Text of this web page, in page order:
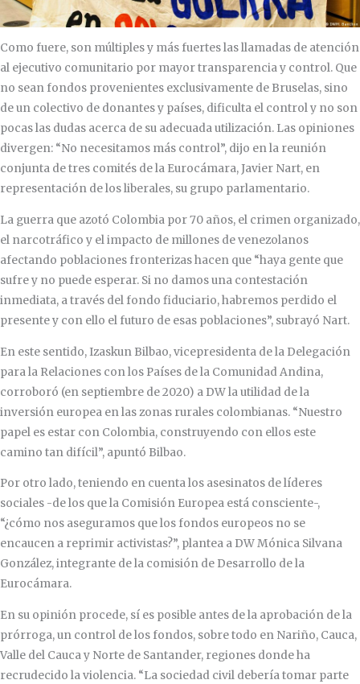
Como fuere, son múltiples y más fuertes las llamadas de atención
al ejecutivo comunitario por mayor transparencia y control. Que
no sean fondos provenientes exclusivamente de Bruselas, sino
de un colectivo de donantes y países, dificulta el control y no son
pocas las dudas acerca de su adecuada utilización. Las opiniones
divergen: “No necesitamos más control”, dijo en la reunión
conjunta de tres comités de la Eurocámara, Javier Nart, en
representación de los liberales, su grupo parlamentario.
La guerra que azotó Colombia por 70 años, el crimen organizado,
el narcotráfico y el impacto de millones de venezolanos
afectando poblaciones fronterizas hacen que “haya gente que
sufre y no puede esperar. Si no damos una contestación
inmediata, a través del fondo fiduciario, habremos perdido el
presente y con ello el futuro de esas poblaciones”, subrayó Nart.
En este sentido, Izaskun Bilbao, vicepresidenta de la Delegación
para la Relaciones con los Países de la Comunidad Andina,
corroboró (en septiembre de 2020) a DW la utilidad de la
inversión europea en las zonas rurales colombianas. “Nuestro
papel es estar con Colombia, construyendo con ellos este
camino tan difícil”, apuntó Bilbao.
Por otro lado, teniendo en cuenta los asesinatos de líderes
sociales -de los que la Comisión Europea está consciente-,
“¿cómo nos aseguramos que los fondos europeos no se
encaucen a reprimir activistas?”, plantea a DW Mónica Silvana
González, integrante de la comisión de Desarrollo de la
Eurocámara.
En su opinión procede, sí es posible antes de la aprobación de la
prórroga, un control de los fondos, sobre todo en Nariño, Cauca,
Valle del Cauca y Norte de Santander, regiones donde ha
recrudecido la violencia. “La sociedad civil debería tomar parte